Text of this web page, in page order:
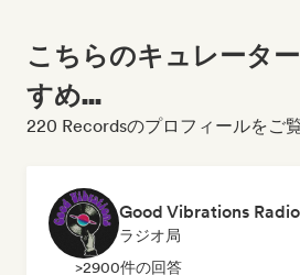
こちらのキュレータ
すめ...
220 Recordsのプロフィールをご
Good Vibrations Radio
ラジオ局
>2900件の回答